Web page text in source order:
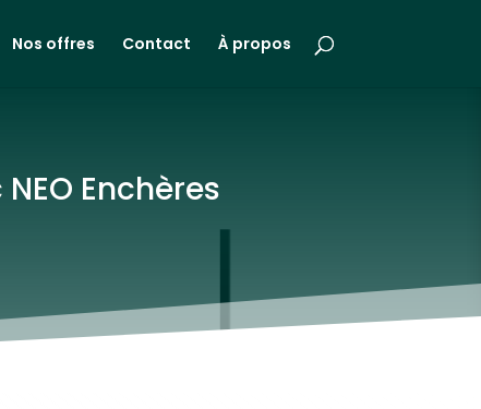
Nos offres Contact À propos
Enchères